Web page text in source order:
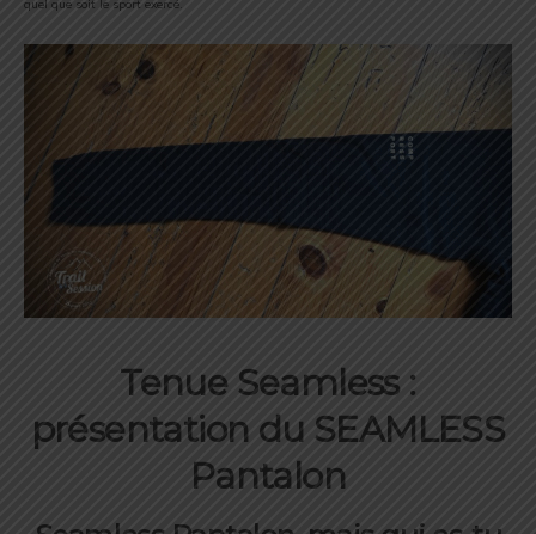
quel que soit le sport exercé.
Tenue Seamless :
présentation du SEAMLESS
Pantalon